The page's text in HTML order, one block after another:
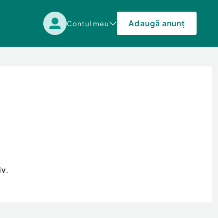
Contul meu Adaugă anunț